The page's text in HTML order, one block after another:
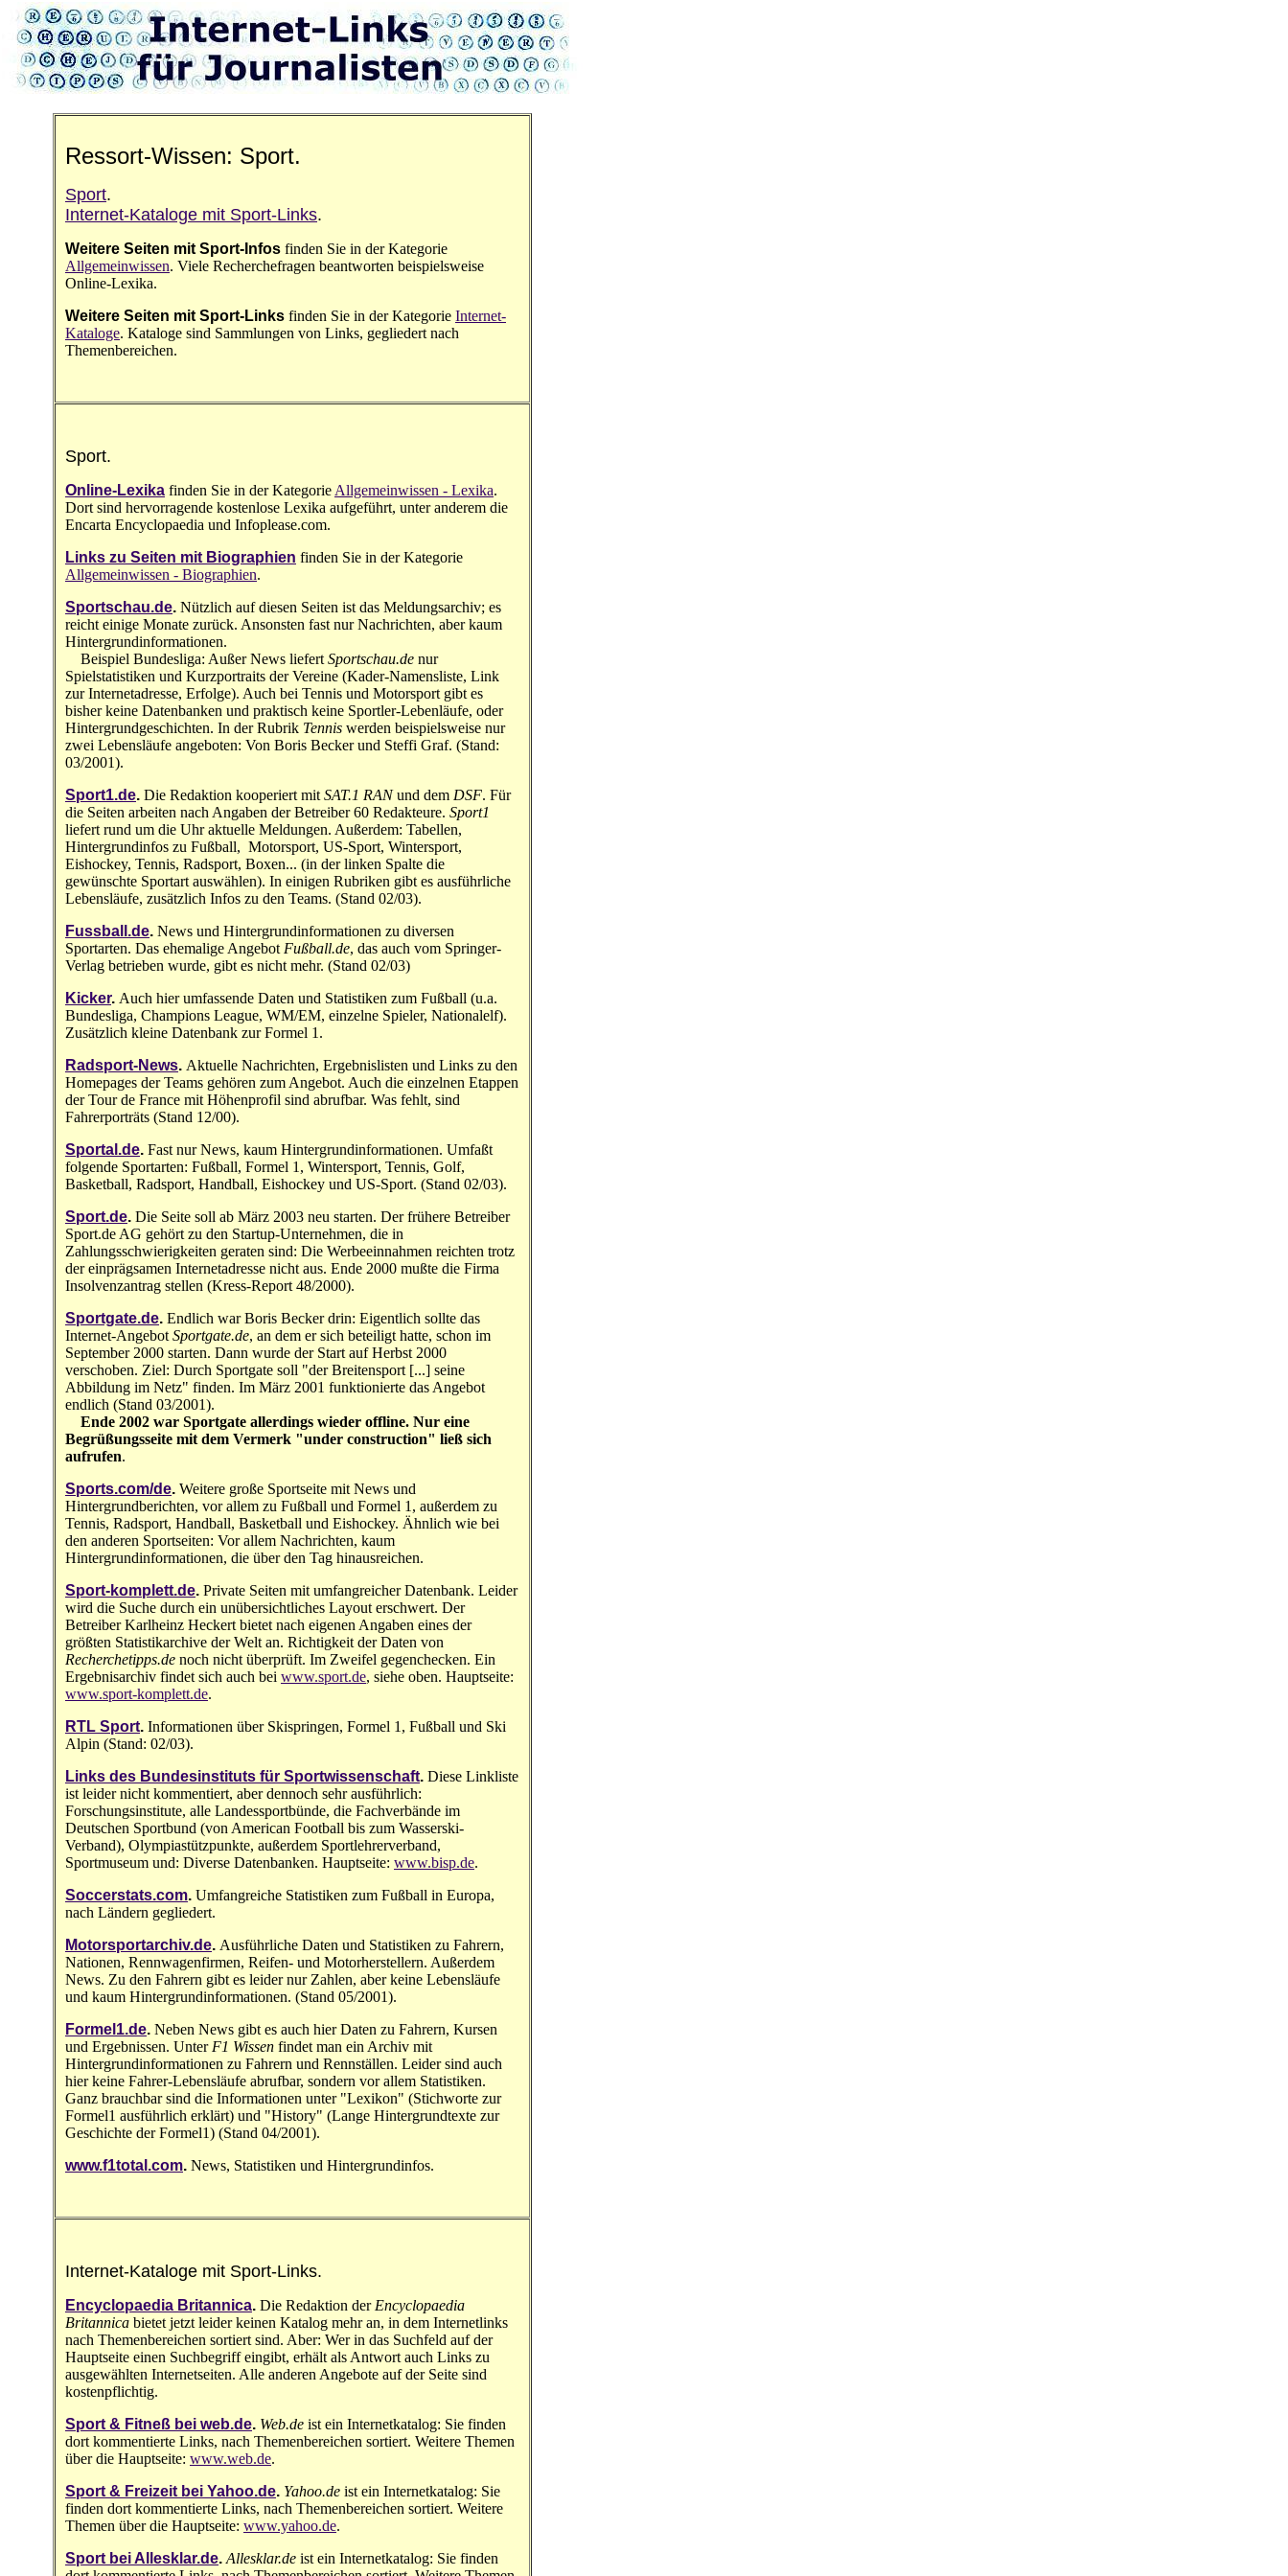
Ressort-Wissen: Sport.
Sport.
Internet-Kataloge mit Sport-Links.
Weitere Seiten mit Sport-Infos finden Sie in der Kategorie
Allgemeinwissen. Viele Recherchefragen beantworten beispielsweise
Online-Lexika.
Weitere Seiten mit Sport-Links finden Sie in der Kategorie Internet-
Kataloge. Kataloge sind Sammlungen von Links, gegliedert nach
Themenbereichen.
Sport.
Online-Lexika finden Sie in der Kategorie Allgemeinwissen - Lexika.
Dort sind hervorragende kostenlose Lexika aufgeführt, unter anderem die
Encarta Encyclopaedia und Infoplease.com.
Links zu Seiten mit Biographien finden Sie in der Kategorie
Allgemeinwissen - Biographien.
Sportschau.de. Nützlich auf diesen Seiten ist das Meldungsarchiv; es
reicht einige Monate zurück. Ansonsten fast nur Nachrichten, aber kaum
Hintergrundinformationen.
Beispiel Bundesliga: Außer News liefert Sportschau.de nur
Spielstatistiken und Kurzportraits der Vereine (Kader-Namensliste, Link
zur Internetadresse, Erfolge). Auch bei Tennis und Motorsport gibt es
bisher keine Datenbanken und praktisch keine Sportler-Lebenläufe, oder
Hintergrundgeschichten. In der Rubrik Tennis werden beispielsweise nur
zwei Lebensläufe angeboten: Von Boris Becker und Steffi Graf. (Stand:
03/2001).
Sport1.de. Die Redaktion kooperiert mit SAT.1 RANund dem DSF. Für
die Seiten arbeiten nach Angaben der Betreiber 60 Redakteure. Sport1
liefert rund um die Uhr aktuelle Meldungen. Außerdem: Tabellen,
Hintergrundinfos zu Fußball, Motorsport, US-Sport, Wintersport,
Eishockey, Tennis, Radsport, Boxen... (in der linken Spalte die
gewünschte Sportart auswählen). In einigen Rubriken gibt es ausführliche
Lebensläufe, zusätzlich Infos zu den Teams. (Stand 02/03).
Fussball.de. News und Hintergrundinformationen zu diversen
Sportarten. Das ehemalige Angebot Fußball.de, das auch vom Springer-
Verlag betrieben wurde, gibt es nicht mehr. (Stand 02/03)
Kicker. Auch hier umfassende Daten und Statistiken zum Fußball (u.a.
Bundesliga, Champions League, WM/EM, einzelne Spieler, Nationalelf).
Zusätzlich kleine Datenbank zur Formel 1.
Radsport-News. Aktuelle Nachrichten, Ergebnislisten und Links zu den
Homepages der Teams gehören zum Angebot. Auch die einzelnen Etappen
der Tour de France mit Höhenprofil sind abrufbar. Was fehlt, sind
Fahrerporträts (Stand 12/00).
Sportal.de. Fast nur News, kaum Hintergrundinformationen. Umfaßt
folgende Sportarten: Fußball, Formel 1, Wintersport, Tennis, Golf,
Basketball, Radsport, Handball, Eishockey und US-Sport. (Stand 02/03).
Sport.de. Die Seite soll ab März 2003 neu starten. Der frühere Betreiber
Sport.de AG gehört zu den Startup-Unternehmen, die in
Zahlungsschwierigkeiten geraten sind: Die Werbeeinnahmen reichten trotz
der einprägsamen Internetadresse nicht aus. Ende 2000 mußte die Firma
Insolvenzantrag stellen (Kress-Report 48/2000).
Sportgate.de. Endlich war Boris Becker drin: Eigentlich sollte das
Internet-Angebot Sportgate.de, an dem er sich beteiligt hatte, schon im
September 2000 starten. Dann wurde der Start auf Herbst 2000
verschoben. Ziel: Durch Sportgate soll "der Breitensport [...] seine
Abbildung im Netz" finden. Im März 2001 funktionierte das Angebot
endlich (Stand 03/2001).
Ende 2002 war Sportgate allerdings wieder offline. Nur eine
Begrüßungsseite mit dem Vermerk "under construction" ließ sich
aufrufen.
Sports.com/de. Weitere große Sportseite mit News und
Hintergrundberichten, vor allem zu Fußball und Formel 1, außerdem zu
Tennis, Radsport, Handball, Basketball und Eishockey. Ähnlich wie bei
den anderen Sportseiten: Vor allem Nachrichten, kaum
Hintergrundinformationen, die über den Tag hinausreichen.
Sport-komplett.de. Private Seiten mit umfangreicher Datenbank. Leider
wird die Suche durch ein unübersichtliches Layout erschwert. Der
Betreiber Karlheinz Heckert bietet nach eigenen Angaben eines der
größten Statistikarchive der Welt an. Richtigkeit der Daten von
Recherchetipps.de noch nicht überprüft. Im Zweifel gegenchecken. Ein
Ergebnisarchiv findet sich auch bei www.sport.de, siehe oben. Hauptseite:
www.sport-komplett.de.
RTL Sport. Informationen über Skispringen, Formel 1, Fußball und Ski
Alpin (Stand: 02/03).
Links des Bundesinstituts für Sportwissenschaft. Diese Linkliste
ist leider nicht kommentiert, aber dennoch sehr ausführlich:
Forschungsinstitute, alle Landessportbünde, die Fachverbände im
Deutschen Sportbund (von American Football bis zum Wasserski-
Verband), Olympiastützpunkte, außerdem Sportlehrerverband,
Sportmuseum und: Diverse Datenbanken. Hauptseite: www.bisp.de.
Soccerstats.com. Umfangreiche Statistiken zum Fußball in Europa,
nach Ländern gegliedert.
Motorsportarchiv.de. Ausführliche Daten und Statistiken zu Fahrern,
Nationen, Rennwagenfirmen, Reifen- und Motorherstellern. Außerdem
News. Zu den Fahrern gibt es leider nur Zahlen, aber keine Lebensläufe
und kaum Hintergrundinformationen. (Stand 05/2001).
Formel1.de. Neben News gibt es auch hier Daten zu Fahrern, Kursen
und Ergebnissen. Unter F1 Wissen findet man ein Archiv mit
Hintergrundinformationen zu Fahrern und Rennställen. Leider sind auch
hier keine Fahrer-Lebensläufe abrufbar, sondern vor allem Statistiken.
Ganz brauchbar sind die Informationen unter "Lexikon" (Stichworte zur
Formel1 ausführlich erklärt) und "History" (Lange Hintergrundtexte zur
Geschichte der Formel1) (Stand 04/2001).
www.f1total.com. News, Statistiken und Hintergrundinfos.
Internet-Kataloge mit Sport-Links.
Encyclopaedia Britannica. Die Redaktion der Encyclopaedia
Britannica bietet jetzt leider keinen Katalog mehr an, in dem Internetlinks
nach Themenbereichen sortiert sind. Aber: Wer in das Suchfeld auf der
Hauptseite einen Suchbegriff eingibt, erhält als Antwort auch Links zu
ausgewählten Internetseiten. Alle anderen Angebote auf der Seite sind
kostenpflichtig.
Sport & Fitneß bei web.de. Web.de ist ein Internetkatalog: Sie finden
dort kommentierte Links, nach Themenbereichen sortiert. Weitere Themen
über die Hauptseite: www.web.de.
Sport & Freizeit bei Yahoo.de. Yahoo.de ist ein Internetkatalog: Sie
finden dort kommentierte Links, nach Themenbereichen sortiert. Weitere
Themen über die Hauptseite: www.yahoo.de.
Sport bei Allesklar.de. Allesklar.de ist ein Internetkatalog: Sie finden